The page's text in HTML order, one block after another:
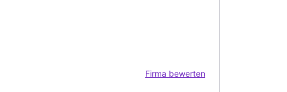
Firma bewerten